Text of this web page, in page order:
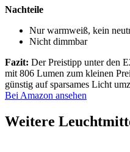
Nachteile
Nur warmweiß, kein
Nicht dimmbar
Fazit: Der Preistipp unter den
mit 806 Lumen zum kleinen
günstig auf sparsames Licht
Bei Amazon ansehen
Weitere